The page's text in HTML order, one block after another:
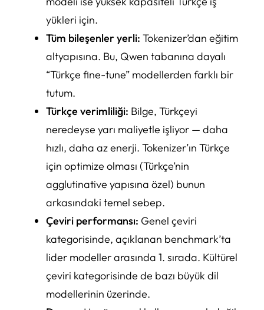
yükleri için.
Tüm bileşenler yerli: Tokenizer’dan eğitim
altyapısına. Bu, Qwen tabanına dayalı
“Türkçe fine-tune” modellerden farklı bir
tutum.
Türkçe verimliliği: Bilge, Türkçeyi
neredeyse yarı maliyetle işliyor — daha
hızlı, daha az enerji. Tokenizer’ın Türkçe
için optimize olması (Türkçe’nin
agglutinative yapısına özel) bunun
arkasındaki temel sebep.
Çeviri performansı: Genel çeviri
kategorisinde, açıklanan benchmark’ta
lider modeller arasında 1. sırada. Kültürel
çeviri kategorisinde de bazı büyük dil
modellerinin üzerinde.